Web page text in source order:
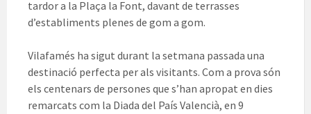
tardor a la Plaça la Font, davant de terrasses
d’establiments plenes de gom a gom.
Vilafamés ha sigut durant la setmana passada una
destinació perfecta per als visitants. Com a prova són
els centenars de persones que s’han apropat en dies
remarcats com la Diada del País Valencià, en 9